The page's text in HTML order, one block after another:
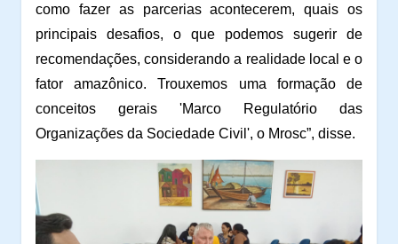
como fazer as parcerias acontecerem, quais os
principais desafios, o que podemos sugerir de
recomendações, considerando a realidade local e o
fator amazônico. Trouxemos uma formação de
conceitos gerais 'Marco Regulatório das
Organizações da Sociedade Civil', o Mrosc”, disse.